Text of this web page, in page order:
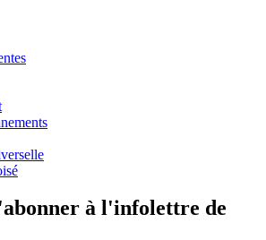
à l'infolettre de